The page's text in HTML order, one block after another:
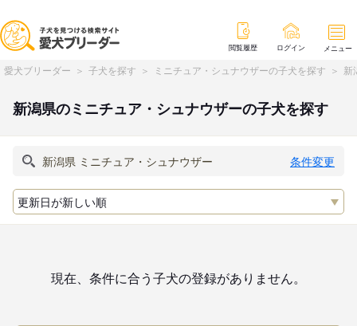
閲覧履歴 ログイン メニュー
愛犬ブリーダー 子犬を探す ミニチュア・シュナウザーの子犬を探す 新
新潟県のミニチュア・シュナウザーの子犬を探す
条件変更
現在、条件に合う子犬の登録がありません。